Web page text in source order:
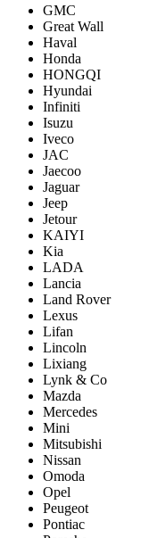
GMC
Great Wall
Haval
Honda
HONGQI
Hyundai
Infiniti
Isuzu
Iveco
JAC
Jaecoo
Jaguar
Jeep
Jetour
KAIYI
Kia
LADA
Lancia
Land Rover
Lexus
Lifan
Lincoln
Lixiang
Lynk & Co
Mazda
Mercedes
Mini
Mitsubishi
Nissan
Omoda
Opel
Peugeot
Pontiac